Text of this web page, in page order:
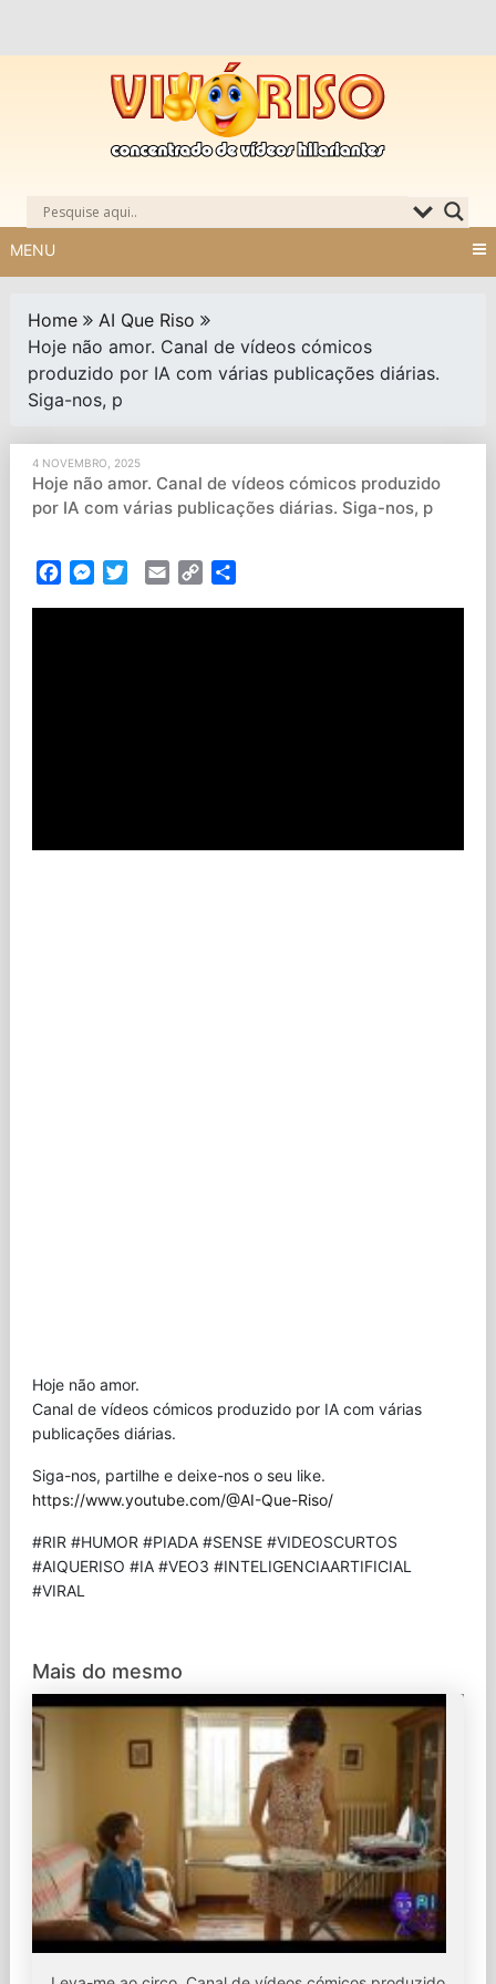
MENU
Home
AI Que Riso
Hoje não amor. Canal de vídeos cómicos
produzido por IA com várias publicações diárias.
Siga-nos, p
4 NOVEMBRO, 2025
Hoje não amor. Canal de vídeos cómicos produzido
por IA com várias publicações diárias. Siga-nos, p
FacebookMessenger
TwitterEmail Copy
Hoje não amor.
Canal de vídeos cómicos produzido por IA com várias
publicações diárias.
Siga-nos, partilhe e deixe-nos o seu like.
https://www.youtube.com/@AI-Que-Riso/
#RIR #HUMOR #PIADA #SENSE #VIDEOSCURTOS
#AIQUERISO #IA #VEO3 #INTELIGENCIAARTIFICIAL
#VIRAL
Mais do mesmo